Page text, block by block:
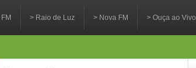
> Raio de Luz > Nova FM > Ouça ao Vivo